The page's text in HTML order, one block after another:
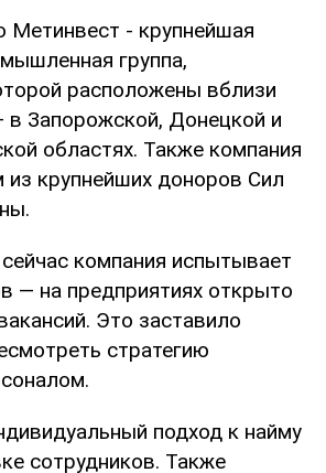
Метинвест - крупнейшая
группа,
расположены вблизи
в Запорожской, Донецкой и
областях. Также компания
из крупнейших доноров Сил
компания испытывает
— на предприятиях открыто
Это заставило
стратегию
подход к найму
сотрудников. Также